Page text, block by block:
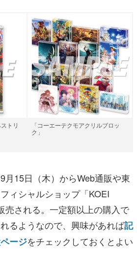
トリ
「コーエーテクモアクリルブロッ
ク」
15日（木）からWeb通販や東
ィシャルショップ「KOEI
売される。一定額以上の購入で
るようなので、興味があれば記
ージをチェックしておくとよい